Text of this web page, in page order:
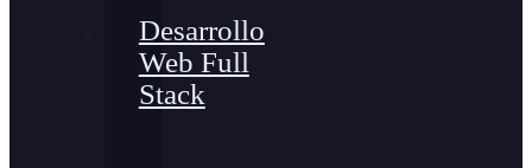
Desarrollo
Web Full
Stack